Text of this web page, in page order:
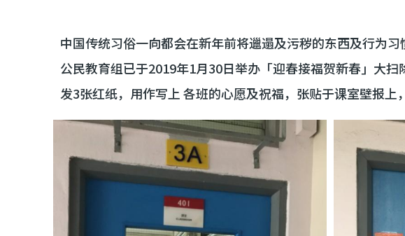
中国传统习俗一向都会在新年前将邋遢及污秽的东西及行为
公民教育组已于2019年1月30日举办「迎春接福贺新春」大
发3张红纸，用作写上 各班的心愿及祝福，张贴于课室壁报上